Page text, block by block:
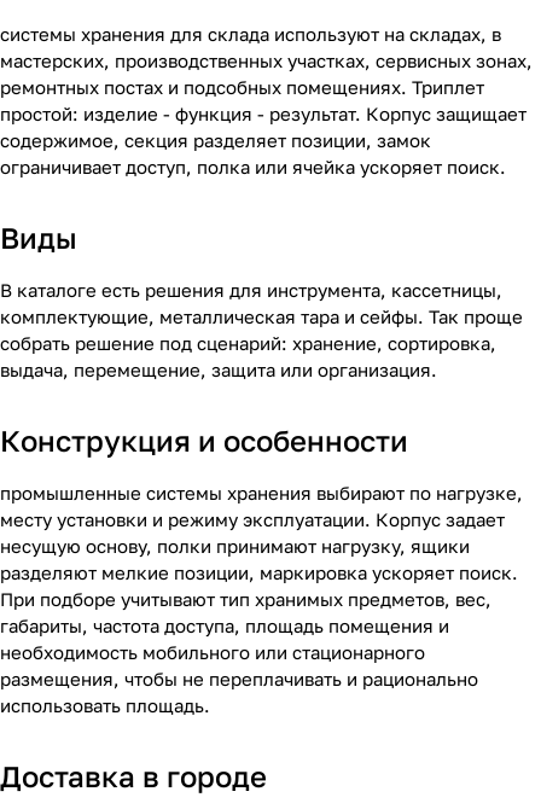
системы хранения для склада используют на складах, в
мастерских, производственных участках, сервисных зонах,
ремонтных постах и подсобных помещениях. Триплет
простой: изделие - функция - результат. Корпус защищает
содержимое, секция разделяет позиции, замок
ограничивает доступ, полка или ячейка ускоряет поиск.
Виды
В каталоге есть решения для инструмента, кассетницы,
комплектующие, металлическая тара и сейфы. Так проще
собрать решение под сценарий: хранение, сортировка,
выдача, перемещение, защита или организация.
Конструкция и особенности
промышленные системы хранения выбирают по нагрузке,
месту установки и режиму эксплуатации. Корпус задает
несущую основу, полки принимают нагрузку, ящики
разделяют мелкие позиции, маркировка ускоряет поиск.
При подборе учитывают тип хранимых предметов, вес,
габариты, частота доступа, площадь помещения и
необходимость мобильного или стационарного
размещения, чтобы не переплачивать и рационально
использовать площадь.
Доставка в городе